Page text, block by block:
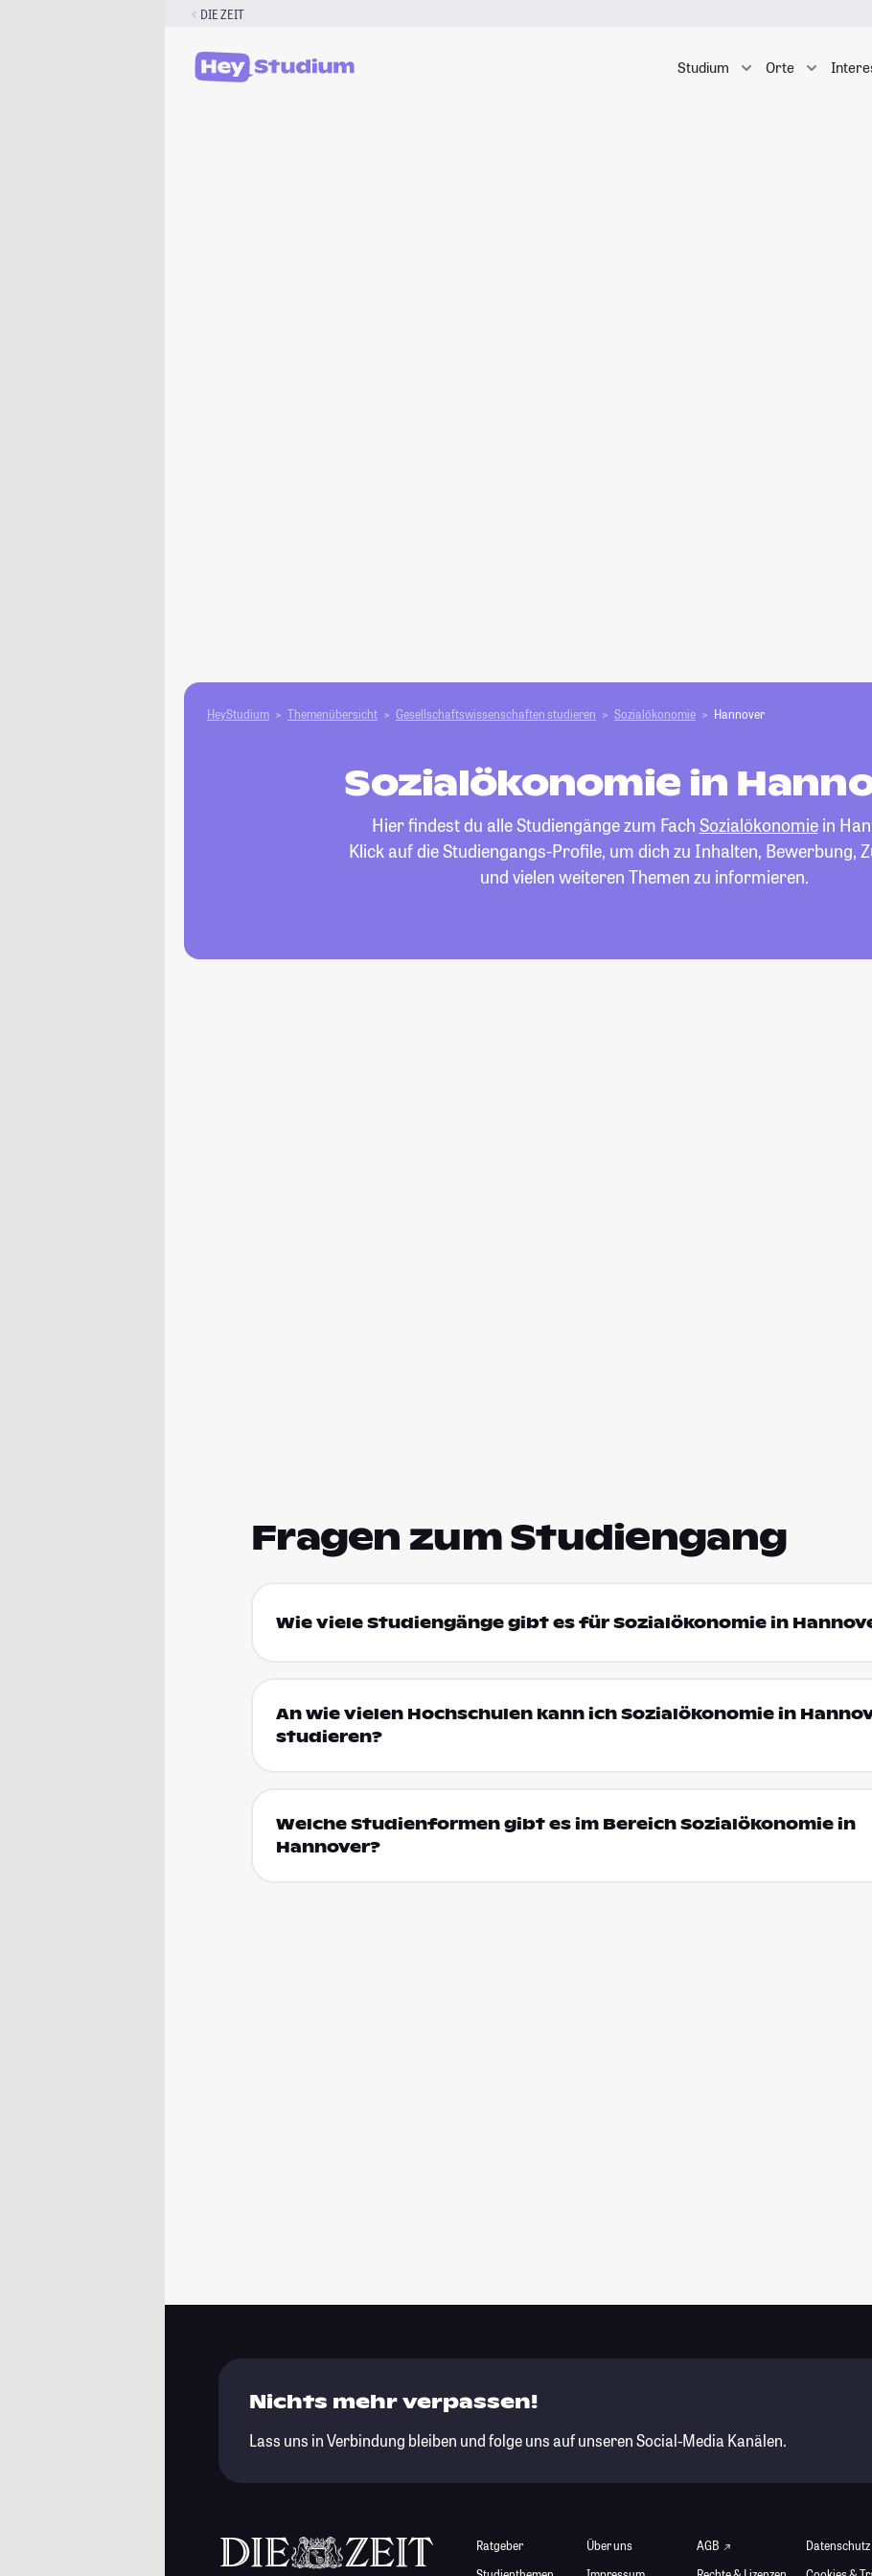
DIE ZEIT
Studium Orte
HeyStudium Themenübersicht Gesellschafts­­wissenschaften studieren Sozialökonomie Hannover
Sozialökonomie in
Hier findest du alle Studiengänge zum Fach Sozialökonomiein
Klick auf die Studiengangs-Profile, um dich zu Inhalten, Bewerbung,
und vielen weiteren Themen zu informieren.
Fragen zum Studiengang
Wie viele Studiengänge gibt es für Sozialökonomie in
An wie vielen Hochschulen kann ich Sozialökonomie in
studieren?
Welche Studienformen gibt es im Bereich Sozialökonomie in
Hannover?
Nichts mehr verpassen!
Lass uns in Verbindung bleiben und folge uns auf unseren Social-Media Kanälen.
Ratgeber
Über uns
AGB
Datenschutz